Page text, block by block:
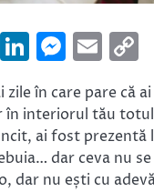
WhatsApp
LinkedIn
zile în care pare că
în interiorul tău
ai fost prezentă
dar ceva nu
dar nu ești cu